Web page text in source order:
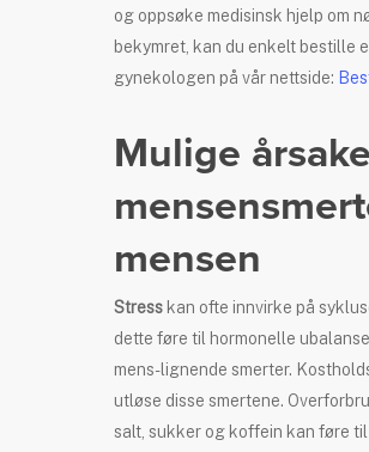
og oppsøke medisinsk hjelp om
bekymret, kan du enkelt bestille
gynekologen på vår nettside:
Mulige
mensen
Stress kan ofte innvirke på
dette føre til hormonelle
mens-lignende smerter.
utløse disse smertene.
salt, sukker og koffein kan føre